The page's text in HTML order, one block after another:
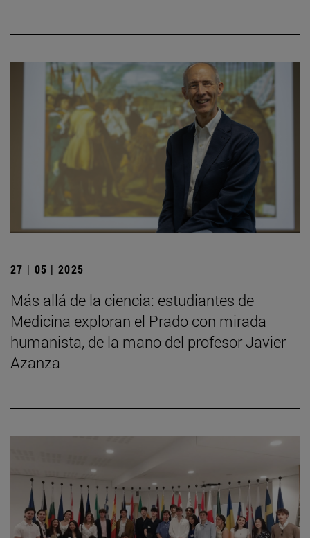
27 | 05 | 2025
Más allá de la ciencia: estudiantes de
Medicina exploran el Prado con mirada
humanista, de la mano del profesor Javier
Azanza